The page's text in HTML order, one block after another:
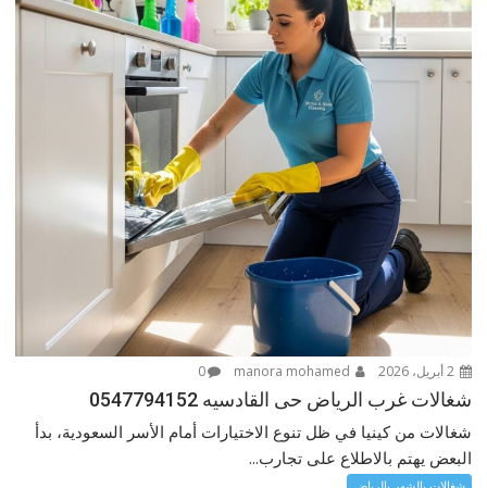
2 أبريل، 2026 0
شغالات غرب الرياض حى القادسيه 0547794152
شغالات من كينيا في ظل تنوع الاختيارات أمام الأسر السعودية، بدأ
البعض يهتم بالاطلاع على تجارب...